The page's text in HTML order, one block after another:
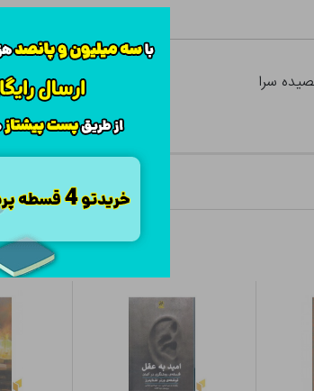
سرا